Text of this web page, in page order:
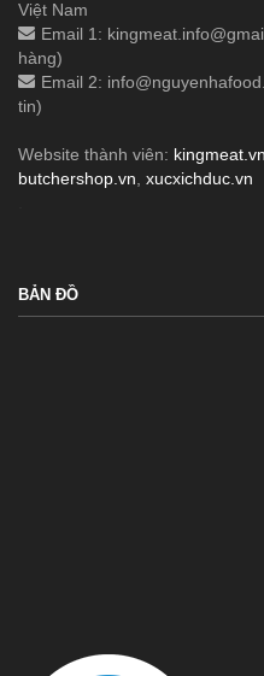
Việt Nam
Email 1:
hàng)
Email 2:
tin)
Website thành viên: kingmeat.vn
butchershop.vn xucxichduc.vn
BẢN ĐỒ